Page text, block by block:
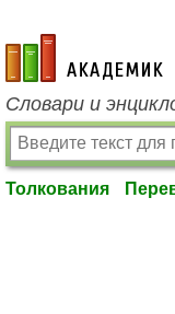
academic.ru
Словари и
Толкования